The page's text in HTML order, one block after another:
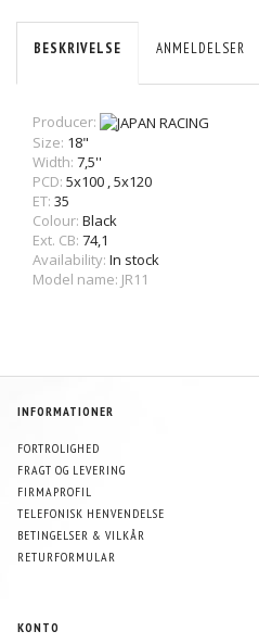
BESKRIVELSE ANMELDELSER
Producer:
Size: 18"
Width: 7,5''
PCD: 5x100 ,5x120
ET: 35
Colour: Black
Ext. CB: 74,1
Availability: In stock
Model name: JR11
INFORMATIONER
FORTROLIGHED
FRAGT OG LEVERING
FIRMAPROFIL
TELEFONISK HENVENDELSE
BETINGELSER & VILKÅR
RETURFORMULAR
KONTO